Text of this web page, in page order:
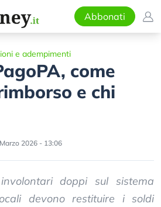
Abbonati
e adempimenti
come
e chi
2026 - 13:06
doppi sul sistema
devono restituire i soldi